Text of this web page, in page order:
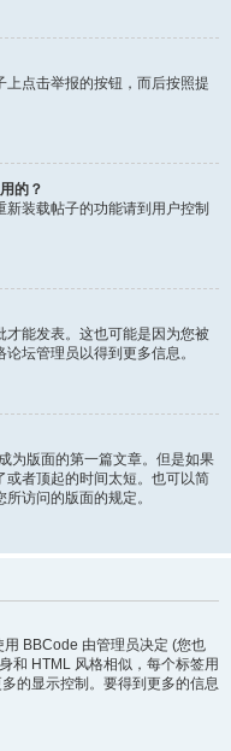
点击举报的按钮，而后按照提
的？
装载帖子的功能请到用户控制
才能发表。这也可能是因为您被
坛管理员以得到更多信息。
为版面的第一篇文章。但是如果
或者顶起的时间太短。也可以简
访问的版面的规定。
BBCode 由管理员决定 (您也
和 HTML 风格相似，每个标签用
的显示控制。要得到更多的信息